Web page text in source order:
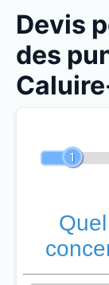
Devis
des
1